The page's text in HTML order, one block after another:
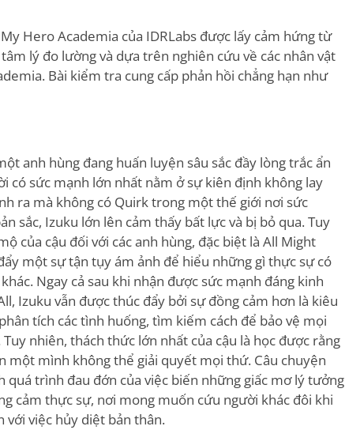
Hero Academia của IDRLabs được lấy cảm hứng từ
lý đo lường và dựa trên nghiên cứu về các nhân vật
Bài kiểm tra cung cấp phản hồi chẳng hạn như
anh hùng đang huấn luyện sâu sắc đầy lòng trắc ẩn
có sức mạnh lớn nhất nằm ở sự kiên định không lay
ra mà không có Quirk trong một thế giới nơi sức
sắc, Izuku lớn lên cảm thấy bất lực và bị bỏ qua. Tuy
của cậu đối với các anh hùng, đặc biệt là All Might
một sự tận tụy ám ảnh để hiểu những gì thực sự có
Ngay cả sau khi nhận được sức mạnh đáng kinh
Izuku vẫn được thúc đẩy bởi sự đồng cảm hơn là kiêu
tích các tình huống, tìm kiếm cách để bảo vệ mọi
nhiên, thách thức lớn nhất của cậu là học được rằng
một mình không thể giải quyết mọi thứ. Câu chuyện
quá trình đau đớn của việc biến những giấc mơ lý tưởng
cảm thực sự, nơi mong muốn cứu người khác đôi khi
với việc hủy diệt bản thân.